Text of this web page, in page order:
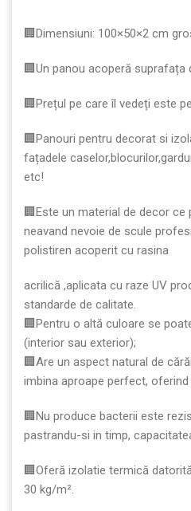
🏢Dimensiuni: 100×50×2 cm
🏢Un panou acoperă suprafața
🏢Prețul pe care îl vedeți este
🏢Panouri pentru decorat si
fațadele
etc!
🏢Este un material de decor
neavand nevoie de scule
polistiren acoperit cu rasina
acrilică ,aplicata cu raze UV
standarde de calitate.
🏢Pentru o altă culoare se
(interior sau exterior);
🏢Are un aspect natural de
imbina aproape perfect,
🏢Nu produce bacterii este
pastrandu-si in timp,
🏢Oferă izolatie termică
30 kg/m².